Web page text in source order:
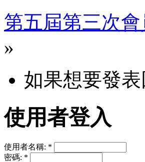
第五屆第三次
»
如果想要發
使用者登入
使用者名稱: *
密碼: *